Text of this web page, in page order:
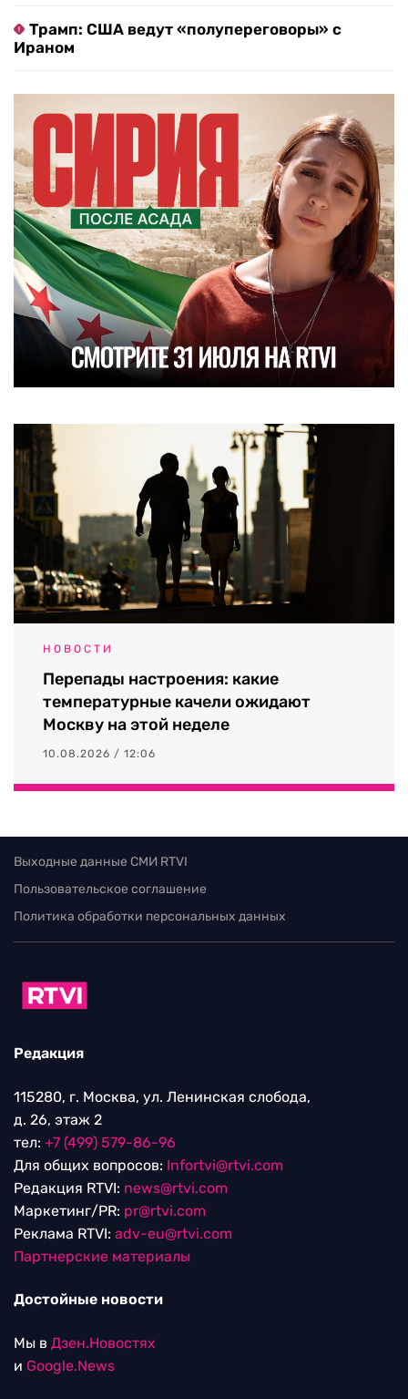
Трамп: США ведут «полупереговоры» с
Ираном
НОВОСТИ
Перепады настроения: какие
температурные качели ожидают
Москву на этой неделе
10.08.2026 / 12:06
Выходные данные СМИ RTVI
Пользовательское соглашение
Политика обработки персональных данных
Редакция
115280, г. Москва, ул. Ленинская слобода,
д. 26, этаж 2
тел: +7 (499) 579-86-96
Для общих вопросов: Infortvi@rtvi.com
Редакция RTVI: news@rtvi.com
Маркетинг/PR: pr@rtvi.com
Реклама RTVI: adv-eu@rtvi.com
Партнерские материалы
Достойные новости
Мы в Дзен.Новостях
и Google.News